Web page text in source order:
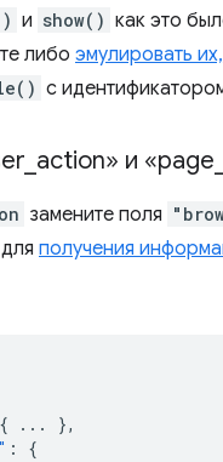
и show() как это
либо эмулировать
с
action» и «page
замените поля
получения
{ ...
},
:
{